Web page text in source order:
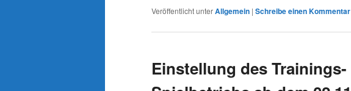
Veröffentlicht unterAllgemein | Schreibe einen Kommentar
Einstellung des